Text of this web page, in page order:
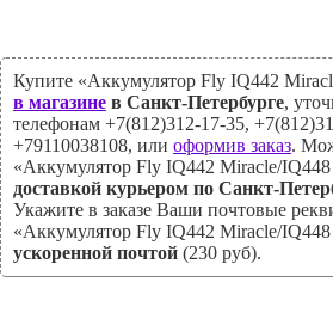
Купите «Аккумулятор Fly IQ442
в магазине в Санкт-Петербурге,
телефонам +7(812)312-17-35,
+79110038108, или оформив заказ.
«Аккумулятор Fly IQ442 Miracle/
доставкой курьером по Санкт-
Укажите в заказе Ваши почтовые
«Аккумулятор Fly IQ442 Miracle/
ускоренной почтой (230 руб).